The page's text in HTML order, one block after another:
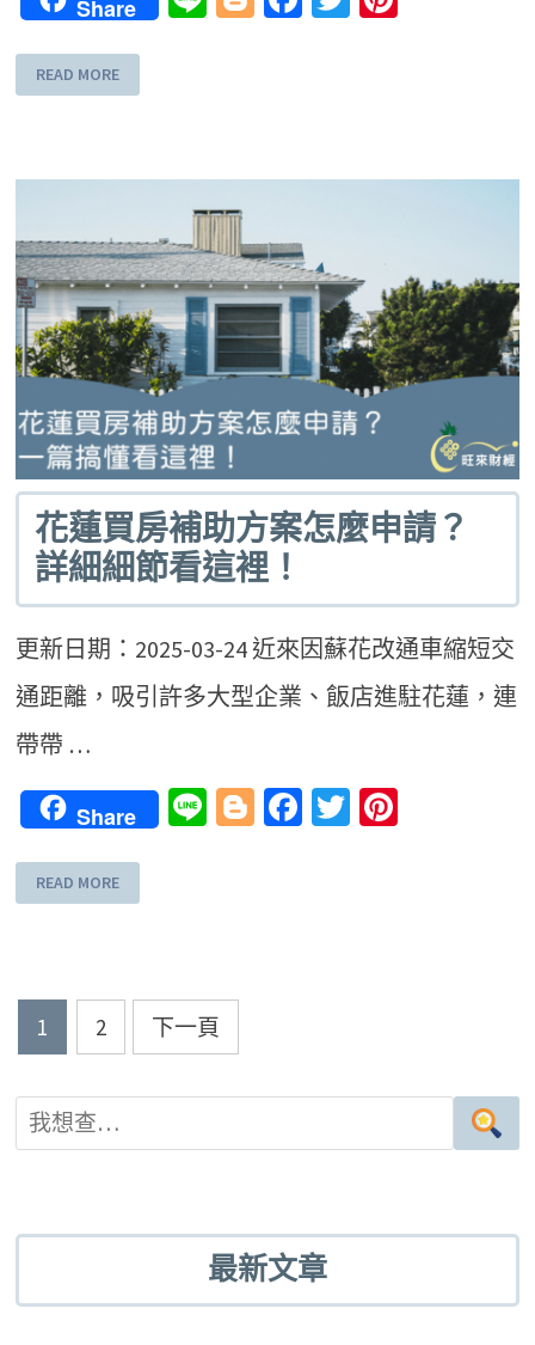
Share
READ MORE
花蓮買房補助方案怎麼申請？
詳細細節看這裡！
更新日期：2025-03-24 近來因蘇花改通車縮短交
通距離，吸引許多大型企業、飯店進駐花蓮，連
帶帶 …
Share LineBlogger
Facebook
Twitter
READ MORE
文
章
覽
1 2 下一頁
最新文章